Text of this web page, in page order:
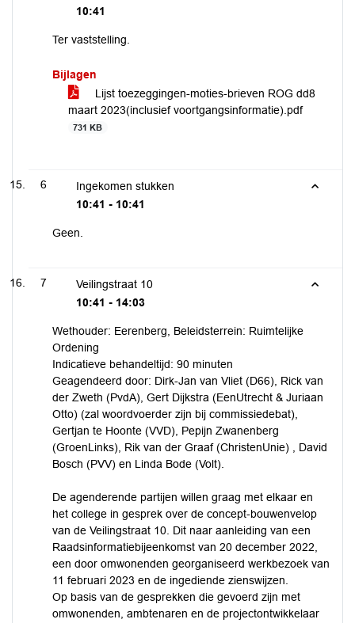
10:41
Ter vaststelling.
Bijlagen
Lijst toezeggingen-moties-brieven ROG dd8
maart 2023(inclusief voortgangsinformatie).pdf
731 KB
6
Ingekomen stukken
10:41 - 10:41
Geen.
7
Veilingstraat 10
10:41 - 14:03
Wethouder: Eerenberg, Beleidsterrein: Ruimtelijke
Ordening
Indicatieve behandeltijd: 90 minuten
Geagendeerd door: Dirk-Jan van Vliet (D66), Rick van
der Zweth (PvdA), Gert Dijkstra (EenUtrecht & Juriaan
Otto) (zal woordvoerder zijn bij commissiedebat),
Gertjan te Hoonte (VVD), Pepijn Zwanenberg
(GroenLinks), Rik van der Graaf (ChristenUnie) , David
Bosch (PVV) en Linda Bode (Volt).
De agenderende partijen willen graag met elkaar en
het college in gesprek over de concept-bouwenvelop
van de Veilingstraat 10. Dit naar aanleiding van een
Raadsinformatiebijeenkomst van 20 december 2022,
een door omwonenden georganiseerd werkbezoek van
11 februari 2023 en de ingediende zienswijzen.
Op basis van de gesprekken die gevoerd zijn met
omwonenden, ambtenaren en de projectontwikkelaar